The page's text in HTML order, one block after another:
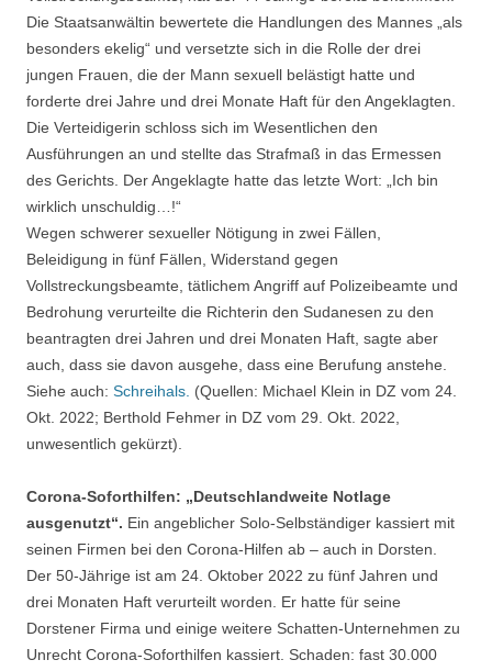
Die Staatsanwältin bewertete die Handlungen des Mannes „als
besonders ekelig“ und versetzte sich in die Rolle der drei
jungen Frauen, die der Mann sexuell belästigt hatte und
forderte drei Jahre und drei Monate Haft für den Angeklagten.
Die Verteidigerin schloss sich im Wesentlichen den
Ausführungen an und stellte das Strafmaß in das Ermessen
des Gerichts. Der Angeklagte hatte das letzte Wort: „Ich bin
wirklich unschuldig…!“
Wegen schwerer sexueller Nötigung in zwei Fällen,
Beleidigung in fünf Fällen, Widerstand gegen
Vollstreckungsbeamte, tätlichem Angriff auf Polizeibeamte und
Bedrohung verurteilte die Richterin den Sudanesen zu den
beantragten drei Jahren und drei Monaten Haft, sagte aber
auch, dass sie davon ausgehe, dass eine Berufung anstehe.
Siehe auch: Schreihals. (Quellen: Michael Klein in DZ vom 24.
Okt. 2022; Berthold Fehmer in DZ vom 29. Okt. 2022,
unwesentlich gekürzt).
Corona-Soforthilfen: „Deutschlandweite Notlage
ausgenutzt“. Ein angeblicher Solo-Selbständiger kassiert mit
seinen Firmen bei den Corona-Hilfen ab – auch in Dorsten.
Der 50-Jährige ist am 24. Oktober 2022 zu fünf Jahren und
drei Monaten Haft verurteilt worden. Er hatte für seine
Dorstener Firma und einige weitere Schatten-Unternehmen zu
Unrecht Corona-Soforthilfen kassiert. Schaden: fast 30.000